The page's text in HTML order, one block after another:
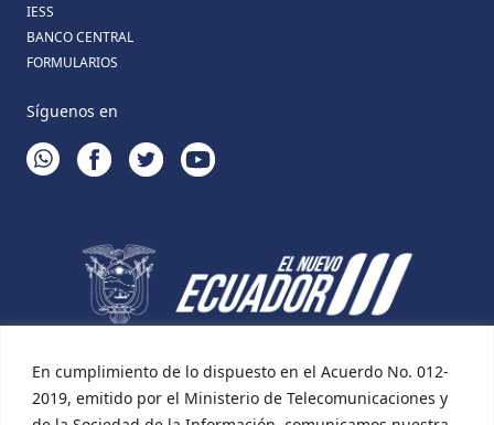
En cumplimiento de lo dispuesto en el Acuerdo No. 012-
2019, emitido por el Ministerio de Telecomunicaciones y
IESS
BANCO CENTRAL
FORMULARIOS
Síguenos en
WHATSAPPFACEBOOKTWITTERYOUTUBE